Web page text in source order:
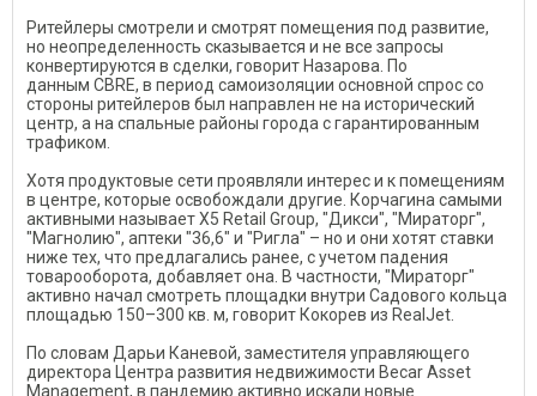
Ритейлеры смотрели и смотрят помещения под развитие,
но неопределенность сказывается и не все запросы
конвертируются в сделки, говорит Назарова. По
данным СBRE, в период самоизоляции основной спрос со
стороны ритейлеров был направлен не на исторический
центр, а на спальные районы города с гарантированным
трафиком.
Хотя продуктовые сети проявляли интерес и к помещениям
в центре, которые освобождали другие. Корчагина самыми
активными называет Х5 Retail Group, "Дикси", "Мираторг",
"Магнолию", аптеки "36,6" и "Ригла" – но и они хотят ставки
ниже тех, что предлагались ранее, с учетом падения
товарооборота, добавляет она. В частности, "Мираторг"
активно начал смотреть площадки внутри Садового кольца
площадью 150–300 кв. м, говорит Кокорев из RealJet.
По словам Дарьи Каневой, заместителя управляющего
директора Центра развития недвижимости Becar Asset
Management, в пандемию активно искали новые